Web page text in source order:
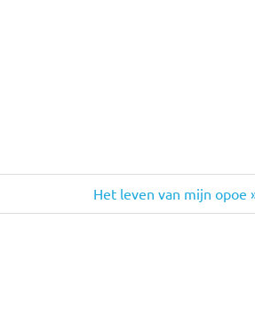
Volgende
bericht:
Het leven van mijn opoe